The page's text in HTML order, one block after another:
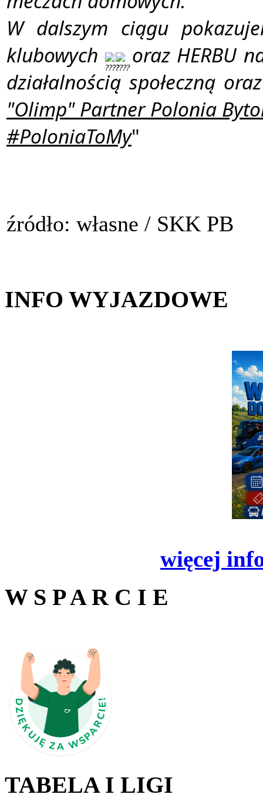
W dalszym ciągu
klubowych
oraz HERBU
działalnością społeczną
"Olimp" Partner Polonia
#PoloniaToMy"
źródło: własne / SKK PB
INFO WYJAZDOWE
więcej
W S P A R C I E
TABELA I LIGI